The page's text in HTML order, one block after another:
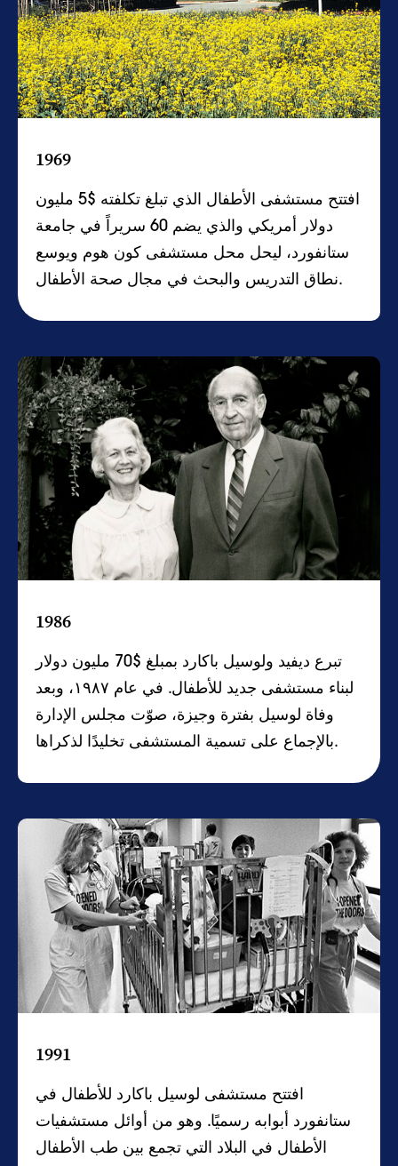
1969
افتتح مستشفى الأطفال الذي تبلغ تكلفته $5 مليون
دولار أمريكي والذي يضم 60 سريراً في جامعة
ستانفورد، ليحل محل مستشفى كون هوم ويوسع
نطاق التدريس والبحث في مجال صحة الأطفال.
1986
تبرع ديفيد ولوسيل باكارد بمبلغ $70 مليون دولار
لبناء مستشفى جديد للأطفال. في عام ١٩٨٧، وبعد
وفاة لوسيل بفترة وجيزة، صوّت مجلس الإدارة
بالإجماع على تسمية المستشفى تخليدًا لذكراها.
1991
افتتح مستشفى لوسيل باكارد للأطفال في
ستانفورد أبوابه رسميًا. وهو من أوائل مستشفيات
الأطفال في البلاد التي تجمع بين طب الأطفال